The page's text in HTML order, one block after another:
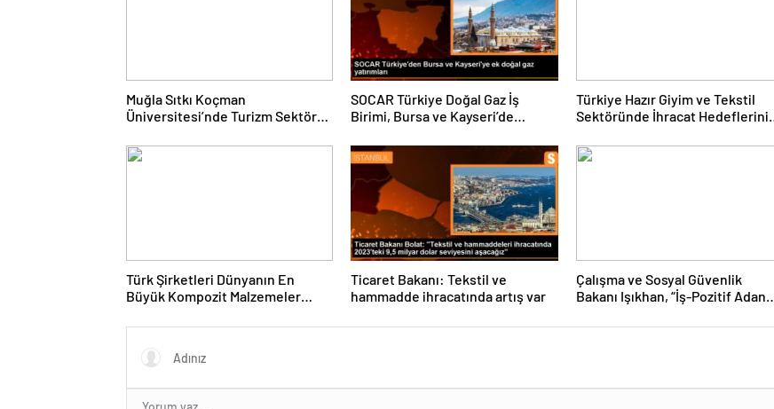
Muğla Sıtkı Koçman
Üniversitesi’nde Turizm Sektörü
SOCAR Türkiye Doğal Gaz İş
Birimi, Bursa ve Kayseri’de
Türkiye Hazır Giyim ve Tekstil
Sektöründe İhracat Hedeflerini
Türk Şirketleri Dünyanın En
Büyük Kompozit Malzemeler
Ticaret Bakanı: Tekstil ve
hammadde ihracatında artış var
Çalışma ve Sosyal Güvenlik
Bakanı Işıkhan, “İş-Pozitif Adana
Açıklaması